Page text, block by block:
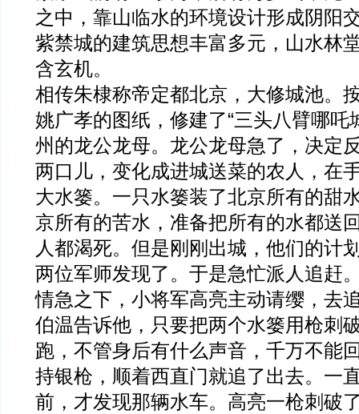
之中，靠山临水的环境设计形成阴阳
紫禁城的建筑思想丰富多元，山水林
含玄机。
相传朱棣称帝定都北京，大修城池。
姚广孝的图纸，修建了“三头八臂哪吒
州的龙公龙母。龙公龙母急了，决定
两口儿，变化成进城送菜的农人，在
大水篓。一只水篓装了北京所有的甜
京所有的苦水，准备把所有的水都送
人都渴死。但是刚刚出城，他们的计
两位军师发现了。于是急忙派人追赶
情急之下，小将军高亮主动请缨，去
伯温告诉他，只要把两个水篓用枪刺
跑，不管身后有什么声音，千万不能
持银枪，顺着西直门就追了出去。一
前，才发现那辆水车。高亮一枪刺破